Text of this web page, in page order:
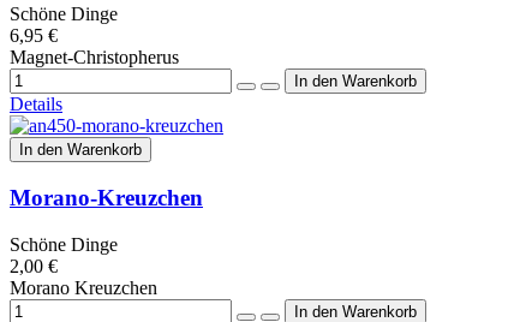
Schöne Dinge
6,95 €
Magnet-Christopherus
Details
In den Warenkorb
Morano-Kreuzchen
Schöne Dinge
2,00 €
Morano Kreuzchen